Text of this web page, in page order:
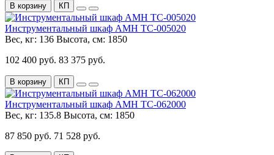
В корзину КП
Инструментальный шкаф AMH TC-005020
Вес, кг: 136 Высота, см: 1850
102 400 руб. 83 375 руб.
В корзину КП
Инструментальный шкаф AMH TC-062000
Вес, кг: 135.8 Высота, см: 1850
87 850 руб. 71 528 руб.